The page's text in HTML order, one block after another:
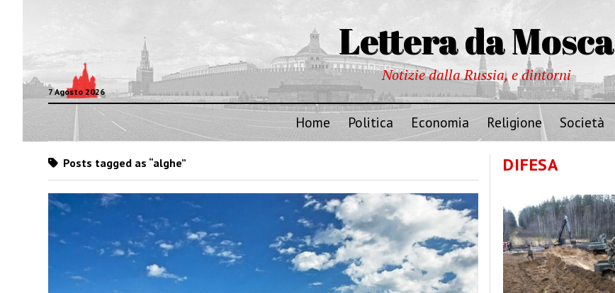
Lettera da Mosca
7 Agosto 2026
Notizie dalla Russia, e dintorni
Home Politica Economia Religione Società
Posts tagged as “alghe” DIFESA